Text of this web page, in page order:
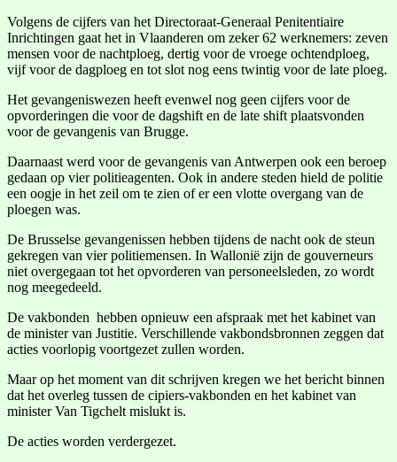
Volgens de cijfers van het Directoraat-Generaal Penitentiaire
Inrichtingen gaat het in Vlaanderen om zeker 62 werknemers: zeven
mensen voor de nachtploeg, dertig voor de vroege ochtendploeg,
vijf voor de dagploeg en tot slot nog eens twintig voor de late ploeg.
Het gevangeniswezen heeft evenwel nog geen cijfers voor de
opvorderingen die voor de dagshift en de late shift plaatsvonden
voor de gevangenis van Brugge.
Daarnaast werd voor de gevangenis van Antwerpen ook een beroep
gedaan op vier politieagenten. Ook in andere steden hield de politie
een oogje in het zeil om te zien of er een vlotte overgang van de
ploegen was.
De Brusselse gevangenissen hebben tijdens de nacht ook de steun
gekregen van vier politiemensen. In Wallonië zijn de gouverneurs
niet overgegaan tot het opvorderen van personeelsleden, zo wordt
nog meegedeeld.
De vakbonden hebben opnieuw een afspraak met het kabinet van
de minister van Justitie. Verschillende vakbondsbronnen zeggen dat
acties voorlopig voortgezet zullen worden.
Maar op het moment van dit schrijven kregen we het bericht binnen
dat het overleg tussen de cipiers-vakbonden en het kabinet van
minister Van Tigchelt mislukt is.
De acties worden verdergezet.